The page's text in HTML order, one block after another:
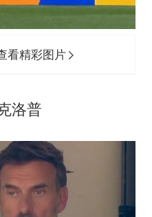
看精彩图片
洛普